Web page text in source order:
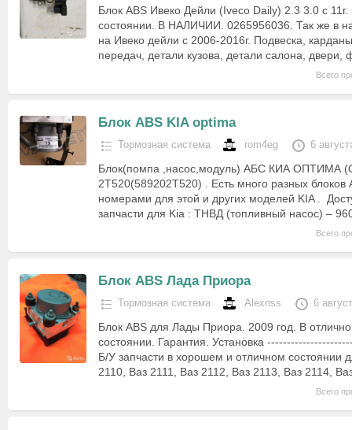
Блок ABS Ивеко Дейли (Iveco Daily) 2.3 3.0 с
состоянии. В НАЛИЧИИ. 0265956036. Так же в
на Ивеко дейли с 2006-2016г. Подвеска,
передач, детали кузова, детали салона,
Всего
Блок ABS KIA optima
Тормозная система rom4eg 6
Блок(помпа ,насос,модуль) АБС КИА ОПТИМА
2T520(589202T520) . Есть много разных блоков
номерами для этой и других моделей KIA .
запчасти для Kia : ТНВД (топливный насос) –
Всего
Блок ABS Лада Приора
Тормозная система Alexnss 6
Блок ABS для Лады Приора. 2009 год. В
состоянии. Гарантия. Установка
Б/У запчасти в хорошем и отличном состоянии
2110, Ваз 2111, Ваз 2112, Ваз 2113, Ваз 2114,
Всего